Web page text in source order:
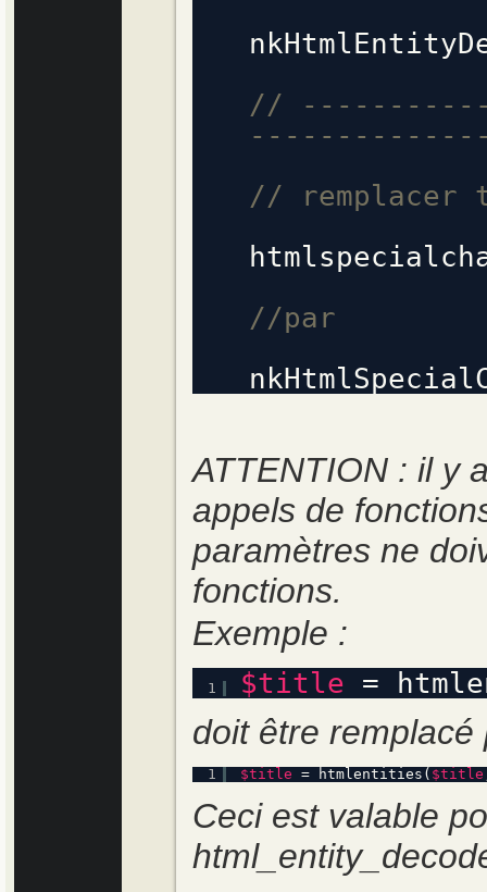
//
// remplacer
//par
ATTENTION : il y
appels de
paramètres ne
fonctions.
Exemple :
1 $title =
doit être remplacé
1 $title = htmlentities( $title
Ceci est valable